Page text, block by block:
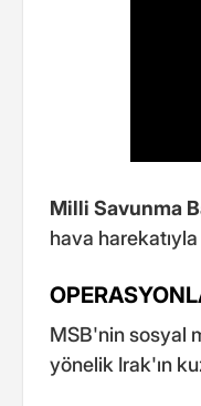
Milli Savunma
hava
MSB'nin sosyal
yönelik Irak'ın